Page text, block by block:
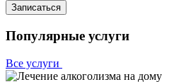
Записаться
Популярные услуги
Все услуги